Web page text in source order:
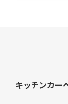
キッチンカー